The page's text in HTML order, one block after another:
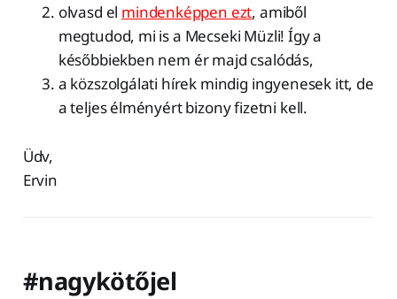
olvasd el mindenképpen ezt, amiből
megtudod, mi is a Mecseki Müzli! Így a
későbbiekben nem ér majd csalódás,
a közszolgálati hírek mindig ingyenesek itt, de
a teljes élményért bizony fizetni kell.
Üdv,
Ervin
#nagykötőjel